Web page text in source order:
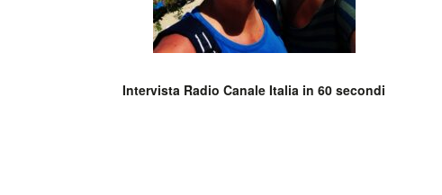
Intervista Radio Canale Italia in 60 secondi